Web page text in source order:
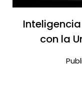
con la